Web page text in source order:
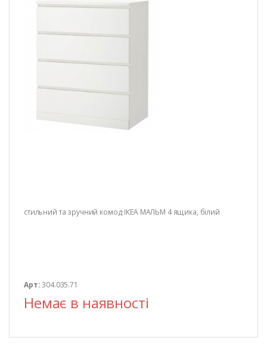
стильний та зручний комод ІКЕА МАЛЬМ 4 ящика, білий
Арт:304.035.71
Немає в наявності